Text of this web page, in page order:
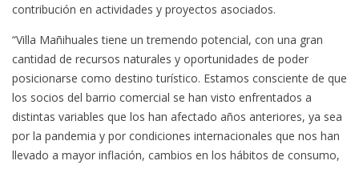
contribución en actividades y proyectos asociados.
“Villa Mañihuales tiene un tremendo potencial, con una gran
cantidad de recursos naturales y oportunidades de poder
posicionarse como destino turístico. Estamos consciente de que
los socios del barrio comercial se han visto enfrentados a
distintas variables que los han afectado años anteriores, ya sea
por la pandemia y por condiciones internacionales que nos han
llevado a mayor inflación, cambios en los hábitos de consumo,